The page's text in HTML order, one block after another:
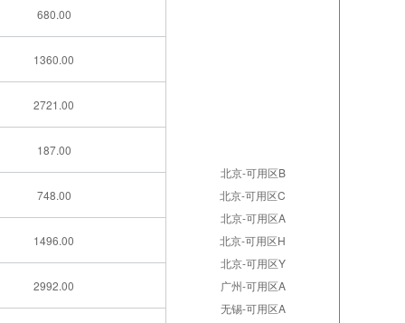
680.00
北京-可用区B
北京-可用区C
北京-可用区A
北京-可用区H
北京-可用区Y
广州-可用区A
无锡-可用区A
1360.00
2721.00
187.00
748.00
1496.00
2992.00